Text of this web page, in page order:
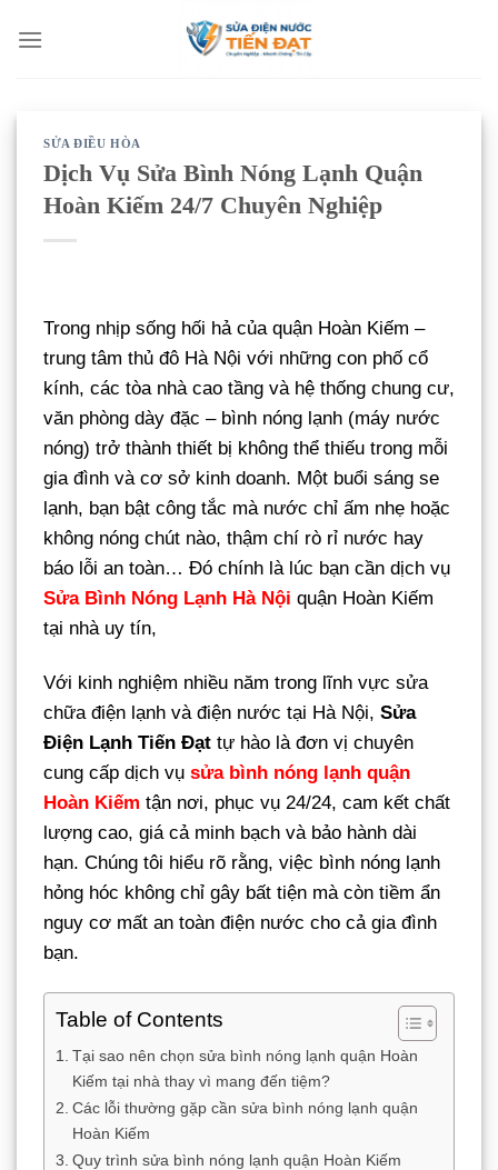
qua
SỬA ĐIỀU HÒA
Dịch Vụ Sửa Bình Nóng Lạnh Quận
Hoàn Kiếm 24/7 Chuyên Nghiệp
Trong nhịp sống hối hả của quận Hoàn Kiếm –
trung tâm thủ đô Hà Nội với những con phố cổ
kính, các tòa nhà cao tầng và hệ thống chung cư,
văn phòng dày đặc – bình nóng lạnh (máy nước
nóng) trở thành thiết bị không thể thiếu trong mỗi
gia đình và cơ sở kinh doanh. Một buổi sáng se
lạnh, bạn bật công tắc mà nước chỉ ấm nhẹ hoặc
không nóng chút nào, thậm chí rò rỉ nước hay
báo lỗi an toàn… Đó chính là lúc bạn cần dịch vụ
Sửa Bình Nóng Lạnh Hà Nội quận Hoàn Kiếm
tại nhà uy tín,
Với kinh nghiệm nhiều năm trong lĩnh vực sửa
chữa điện lạnh và điện nước tại Hà Nội, Sửa
Điện Lạnh Tiến Đạt tự hào là đơn vị chuyên
cung cấp dịch vụ sửa bình nóng lạnh quận
Hoàn Kiếm tận nơi, phục vụ 24/24, cam kết chất
lượng cao, giá cả minh bạch và bảo hành dài
hạn. Chúng tôi hiểu rõ rằng, việc bình nóng lạnh
hỏng hóc không chỉ gây bất tiện mà còn tiềm ẩn
nguy cơ mất an toàn điện nước cho cả gia đình
bạn.
Table of Contents
Tại sao nên chọn sửa bình nóng lạnh quận Hoàn
Kiếm tại nhà thay vì mang đến tiệm?
Các lỗi thường gặp cần sửa bình nóng lạnh quận
Hoàn Kiếm
Quy trình sửa bình nóng lạnh quận Hoàn Kiếm